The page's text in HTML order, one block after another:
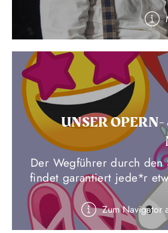
UNSER
Der Wegführer durch
findet garantiert jede*r
Zum Navigator